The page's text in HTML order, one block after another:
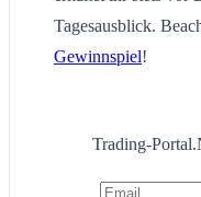
Tagesausblick.
Gewinnspiel!
Trading-